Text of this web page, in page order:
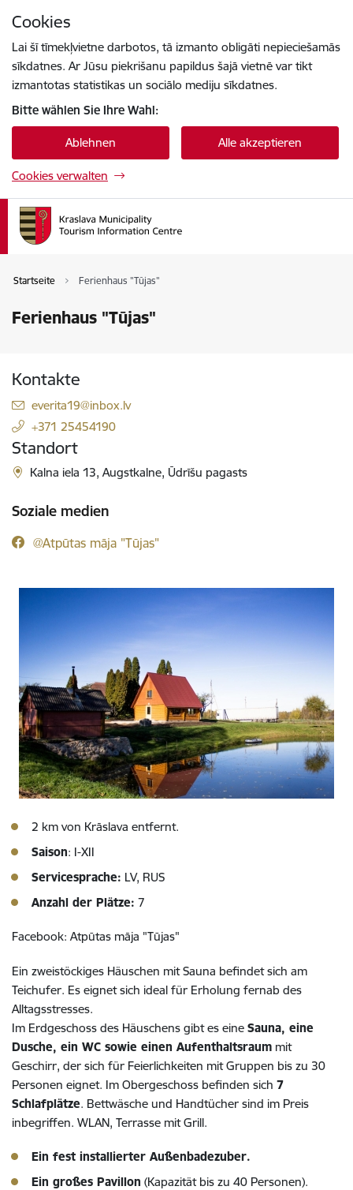
Cookies
Lai šī tīmekļvietne darbotos, tā izmanto obligāti nepieciešamās
sīkdatnes. Ar Jūsu piekrišanu papildus šajā vietnē var tikt
izmantotas statistikas un sociālo mediju sīkdatnes.
Bitte wählen Sie Ihre Wahl:
Ablehnen Alle akzeptieren
Cookies verwalten
Startseite Ferienhaus "Tūjas"
Ferienhaus "Tūjas"
Kontakte
E-Mail:
everita19@inbox.lv
+371 25454190
Standort
Kalna iela 13, Augstkalne, Ūdrīšu pagasts
Soziale medien
@Atpūtas māja "Tūjas"
2 km von Krāslava entfernt.
Saison: I-XII
Servicesprache: LV, RUS
Anzahl der Plätze: 7
Facebook: Atpūtas māja "Tūjas"
Ein zweistöckiges Häuschen mit Sauna befindet sich am
Teichufer. Es eignet sich ideal für Erholung fernab des
Alltagsstresses.
Im Erdgeschoss des Häuschens gibt es eine Sauna, eine
Dusche, ein WC sowie einen Aufenthaltsraum mit
Geschirr, der sich für Feierlichkeiten mit Gruppen bis zu 30
Personen eignet. Im Obergeschoss befinden sich 7
Schlafplätze. Bettwäsche und Handtücher sind im Preis
inbegriffen. WLAN, Terrasse mit Grill.
Ein fest installierter Außenbadezuber.
Ein großes Pavillon (Kapazität bis zu 40 Personen).